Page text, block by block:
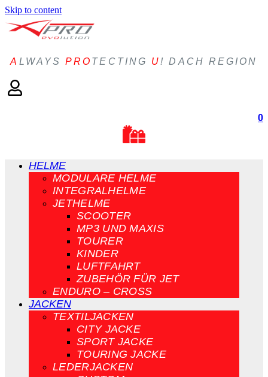
Skip to content
A LWAYSPRO TECTING U! DACH REGION
0
HELME
MODULARE HELME
INTEGRALHELME
JETHELME
SCOOTER
MP3 UND MAXIS
TOURER
KINDER
LUFTFAHRT
ZUBEHÖR FÜR JET
ENDURO – CROSS
JACKEN
TEXTILJACKEN
CITY JACKE
SPORT JACKE
TOURING JACKE
LEDERJACKEN